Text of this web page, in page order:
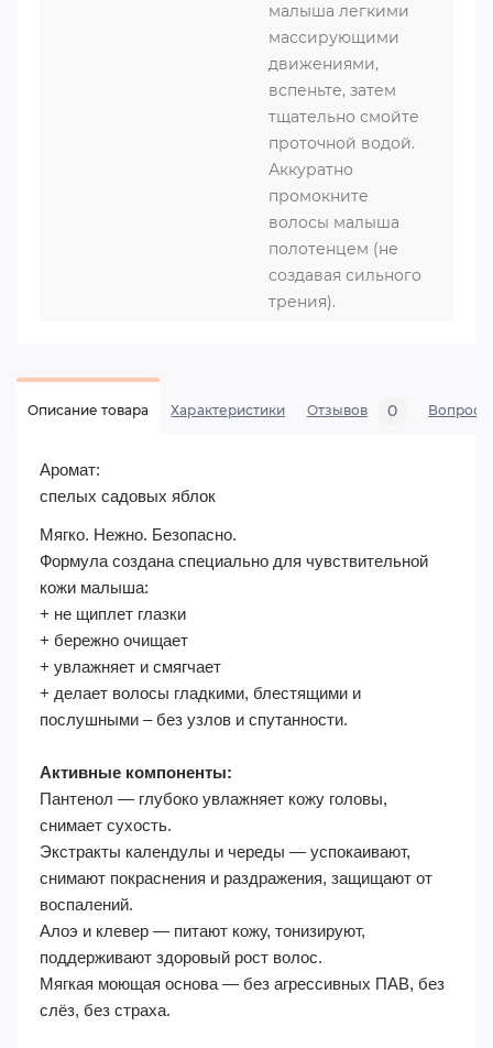
малыша легкими
массирующими
движениями,
вспеньте, затем
тщательно смойте
проточной водой.
Аккуратно
промокните
волосы малыша
полотенцем (не
создавая сильного
трения).
Описание товара Характеристики Отзывов 0 Вопросы
Аромат:
спелых садовых яблок
Мягко. Нежно. Безопасно.
Формула создана специально для чувствительной
кожи малыша:
+ не щиплет глазки
+ бережно очищает
+ увлажняет и смягчает
+ делает волосы гладкими, блестящими и
послушными – без узлов и спутанности.
Активные компоненты:
Пантенол — глубоко увлажняет кожу головы,
снимает сухость.
Экстракты календулы и череды — успокаивают,
снимают покраснения и раздражения, защищают от
воспалений.
Алоэ и клевер — питают кожу, тонизируют,
поддерживают здоровый рост волос.
Мягкая моющая основа — без агрессивных ПАВ, без
слёз, без страха.